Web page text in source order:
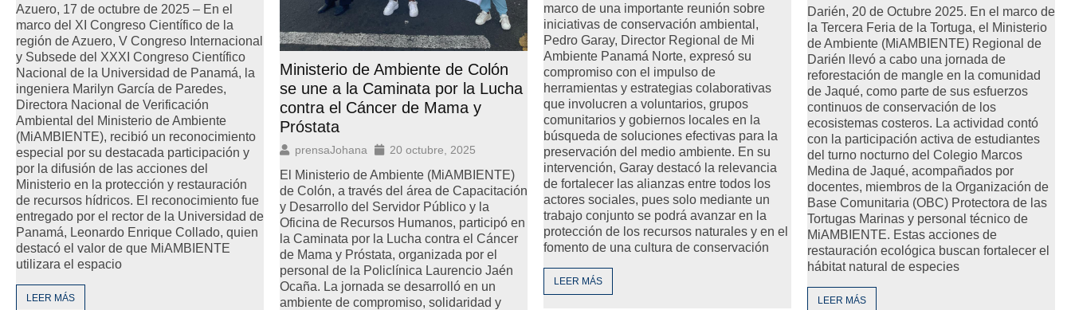
Azuero, 17 de octubre de 2025 – En el
marco del XI Congreso Científico de la
región de Azuero, V Congreso Internacional
y Subsede del XXXI Congreso Científico
Nacional de la Universidad de Panamá, la
ingeniera Marilyn García de Paredes,
Directora Nacional de Verificación
Ambiental del Ministerio de Ambiente
(MiAMBIENTE), recibió un reconocimiento
especial por su destacada participación y
por la difusión de las acciones del
Ministerio en la protección y restauración
de recursos hídricos. El reconocimiento fue
entregado por el rector de la Universidad de
Panamá, Leonardo Enrique Collado, quien
destacó el valor de que MiAMBIENTE
utilizara el espacio
LEER MÁS
Ministerio de Ambiente de Colón
se une a la Caminata por la Lucha
contra el Cáncer de Mama y
Próstata
prensaJohana 20 octubre, 2025
El Ministerio de Ambiente (MiAMBIENTE)
de Colón, a través del área de Capacitación
y Desarrollo del Servidor Público y la
Oficina de Recursos Humanos, participó en
la Caminata por la Lucha contra el Cáncer
de Mama y Próstata, organizada por el
personal de la Policlínica Laurencio Jaén
Ocaña. La jornada se desarrolló en un
ambiente de compromiso, solidaridad y
marco de una importante reunión sobre
iniciativas de conservación ambiental,
Pedro Garay, Director Regional de Mi
Ambiente Panamá Norte, expresó su
compromiso con el impulso de
herramientas y estrategias colaborativas
que involucren a voluntarios, grupos
comunitarios y gobiernos locales en la
búsqueda de soluciones efectivas para la
preservación del medio ambiente. En su
intervención, Garay destacó la relevancia
de fortalecer las alianzas entre todos los
actores sociales, pues solo mediante un
trabajo conjunto se podrá avanzar en la
protección de los recursos naturales y en el
fomento de una cultura de conservación
LEER MÁS
Darién, 20 de Octubre 2025. En el marco de
la Tercera Feria de la Tortuga, el Ministerio
de Ambiente (MiAMBIENTE) Regional de
Darién llevó a cabo una jornada de
reforestación de mangle en la comunidad
de Jaqué, como parte de sus esfuerzos
continuos de conservación de los
ecosistemas costeros. La actividad contó
con la participación activa de estudiantes
del turno nocturno del Colegio Marcos
Medina de Jaqué, acompañados por
docentes, miembros de la Organización de
Base Comunitaria (OBC) Protectora de las
Tortugas Marinas y personal técnico de
MiAMBIENTE. Estas acciones de
restauración ecológica buscan fortalecer el
hábitat natural de especies
LEER MÁS